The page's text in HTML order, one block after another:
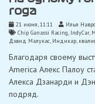
года
21 июня, 11:11
Илья
Chip Ganassi Racing, IndyCar,
Дэвид Малукас, Индикар,
Благодаря своему
America Алекс Палоу
Алекса Дзанарди и
подряд.